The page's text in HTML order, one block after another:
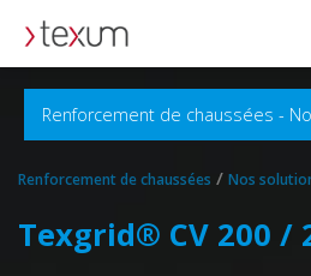
Renforcement de chaussées -
Renforcement de chaussées / Nos
Texgrid® CV 200 /